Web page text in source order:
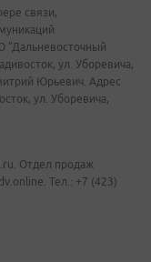
связи,
"Дальневосточный
ул. Уборевича,
Юрьевич. Адрес
ул. Уборевича,
Отдел продаж
Тел.: +7 (423)